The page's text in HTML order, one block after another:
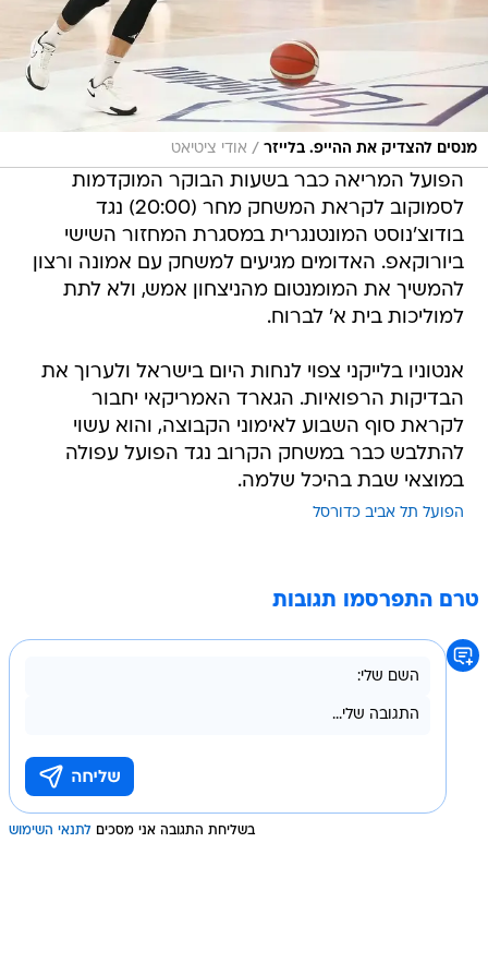
מנסים להצדיק את ההייפ. בלייזר / אודי ציטיאט
הפועל המריאה כבר בשעות הבוקר המוקדמות
לסמוקוב לקראת המשחק מחר (20:00) נגד
בודוצ'נוסט המונטנגרית במסגרת המחזור השישי
ביורוקאפ. האדומים מגיעים למשחק עם אמונה ורצון
להמשיך את המומנטום מהניצחון אמש, ולא לתת
למוליכות בית א' לברוח.
אנטוניו בלייקני צפוי לנחות היום בישראל ולערוך את
הבדיקות הרפואיות. הגארד האמריקאי יחבור
לקראת סוף השבוע לאימוני הקבוצה, והוא עשוי
להתלבש כבר במשחק הקרוב נגד הפועל עפולה
במוצאי שבת בהיכל שלמה.
הפועל תל אביב כדורסל
טרם התפרסמו תגובות
בשליחת התגובה אני מסכים לתנאי השימוש